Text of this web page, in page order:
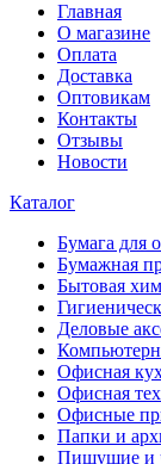
Главная
О магазине
Оплата
Доставка
Оптовикам
Контакты
Отзывы
Новости
Каталог
Бумага для
Бумажная
Бытовая
Деловые
Офисная
Офисная
Офисные
Папки и
Пишущие и